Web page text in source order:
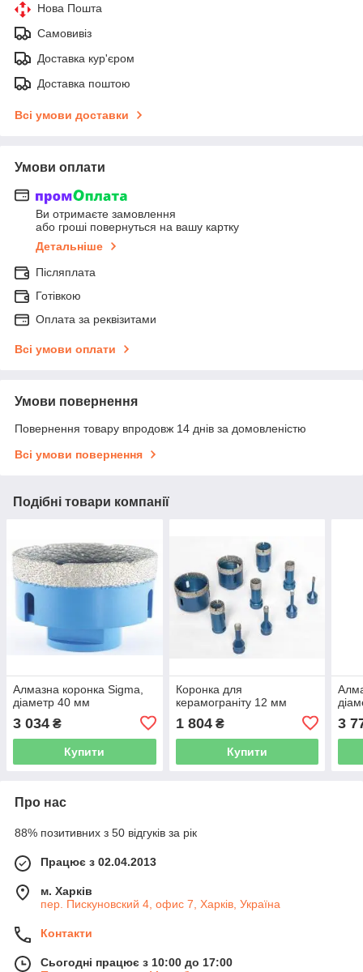
Нова Пошта
Самовивіз
Доставка кур'єром
Доставка поштою
Всі умови доставки
Умови оплати
Ви отримаєте замовлення
або гроші повернуться на вашу картку
Детальніше
Післяплата
Готівкою
Оплата за реквізитами
Всі умови оплати
Умови повернення
Повернення товару впродовж 14 днів за домовленістю
Всі умови повернення
Подібні товари компанії
Алмазна коронка Sigma,
діаметр 40 мм
3 034 ₴
Купити
Коронка для
керамограніту 12 мм
1 804₴
Купити
3
Про нас
88% позитивних з 50 відгуків за рік
Працює з 02.04.2013
м. Харків
пер. Пискуновский 4, офис 7, Харків, Україна
Контакти
Сьогодні працює з 10:00 до 17:00